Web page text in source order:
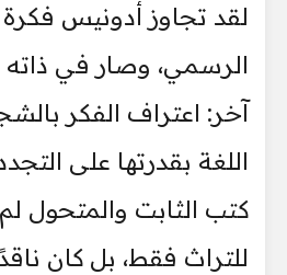
لقد تجاوز أدونيس فكرة
الرسمي، وصار في ذاته
آخر: اعتراف الفكر
اللغة بقدرتها على
كتب الثابت والمتحول
للتراث فقط، بل كان